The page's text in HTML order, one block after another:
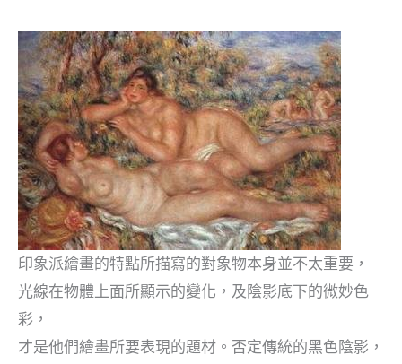
印象派繪畫的特點所描寫的對象物本身並不太重要，
光線在物體上面所顯示的變化，及陰影底下的微妙色
彩，
才是他們繪畫所要表現的題材。否定傳統的黑色陰影，